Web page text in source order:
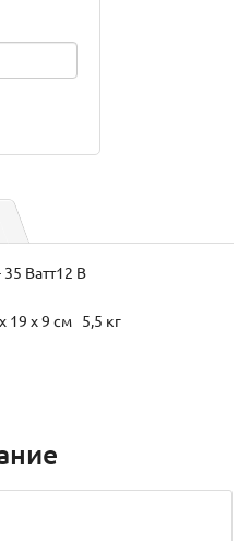
Ватт12 В
19 x 9 см 5,5 кг